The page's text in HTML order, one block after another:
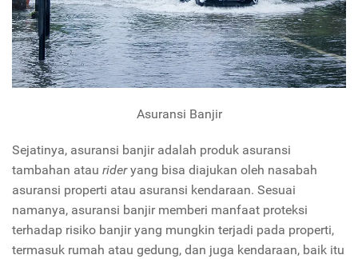
Asuransi Banjir
Sejatinya, asuransi banjir adalah produk asuransi
tambahan atau rideryang bisa diajukan oleh nasabah
asuransi properti atau asuransi kendaraan. Sesuai
namanya, asuransi banjir memberi manfaat proteksi
terhadap risiko banjir yang mungkin terjadi pada properti,
termasuk rumah atau gedung, dan juga kendaraan, baik itu